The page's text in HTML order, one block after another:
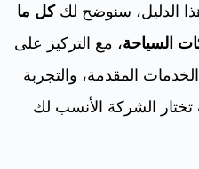
الدليل، سنوضح لككل ما
السياحة، مع التركيز على
المقدمة، والتجربة
تختار الشركة الأنسب لك